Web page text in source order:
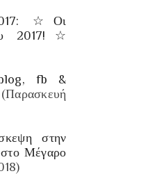
☆Οι
2017!☆
fb &
(Παρασκευή
στην
Μέγαρο